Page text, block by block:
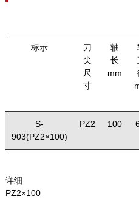
标示
刀
尖
尺
寸
轴
长
mm
S-
903(PZ2×100)
PZ2 100
详细
PZ2×100